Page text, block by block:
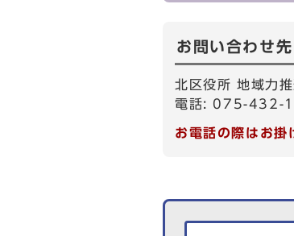
お問い合わせ先
北区役所 地域力
電話: 075-432-
お電話の際はお掛
生活情報を探